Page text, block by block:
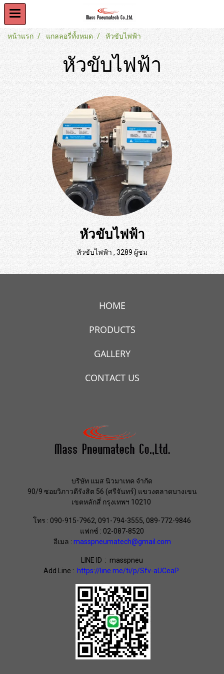
หน้าแรก แกลลอรี่ทั้งหมด หัวขับไฟฟ้า
หัวขับไฟฟ้า
หัวขับไฟฟ้า
หัวขับไฟฟ้า ,3289 ผู้ชม
HOME
PRODUCTS
GALLERY
CONTACT US
บริษัท แมส นิวมาเทค จำกัด
90/9 ซอยวิภาวดีรังสิต 56 (ศรีจันทร์) แขวงตลาดบางเขน
เขตหลักสี่ กรุงเทพฯ 10210
โทร : 090-915-7962, 091-794-3555, 089-772-9846
แฟกซ์ : 02-087-8520
อีเมล : masspneumatech@gmail.com
LINE ID : masspneu
Add Line : https://line.me/ti/p/Sfv-aUCeaP